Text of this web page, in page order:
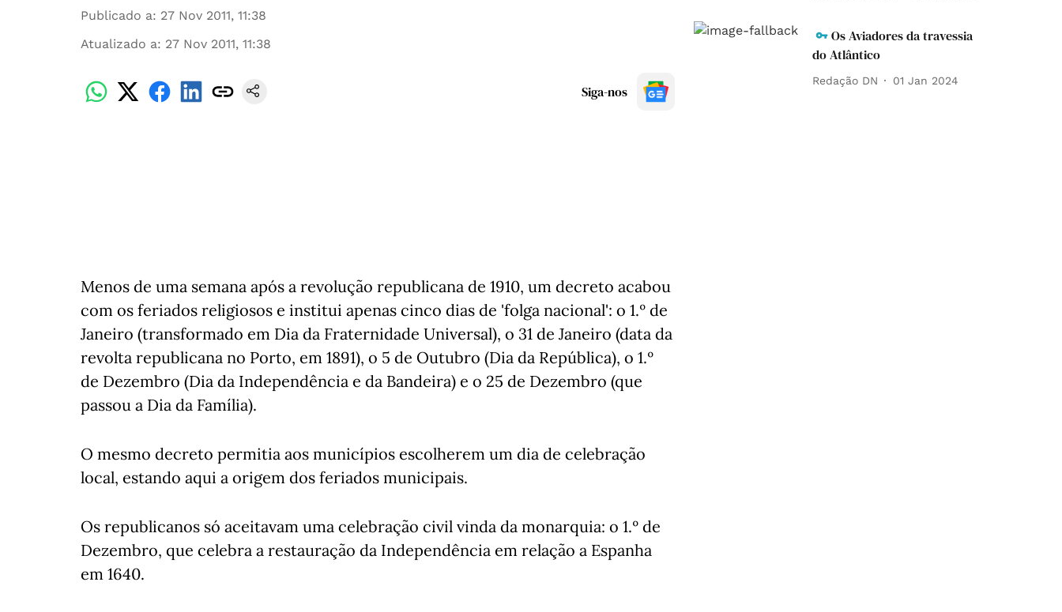
Publicado a: 27 Nov 2011, 11:38
Atualizado a: 27 Nov 2011, 11:38
Siga-nos
Menos de uma semana após a revolução republicana de 1910, um decreto acabou
com os feriados religiosos e institui apenas cinco dias de 'folga nacional': o 1.º de
Janeiro (transformado em Dia da Fraternidade Universal), o 31 de Janeiro (data da
revolta republicana no Porto, em 1891), o 5 de Outubro (Dia da República), o 1.º
de Dezembro (Dia da Independência e da Bandeira) e o 25 de Dezembro (que
passou a Dia da Família).
O mesmo decreto permitia aos municípios escolherem um dia de celebração
local, estando aqui a origem dos feriados municipais.
Os republicanos só aceitavam uma celebração civil vinda da monarquia: o 1.º de
Dezembro, que celebra a restauração da Independência em relação a Espanha
em 1640.
Os Aviadores da travessia
do Atlântico
Redação DN 01 Jan 2024